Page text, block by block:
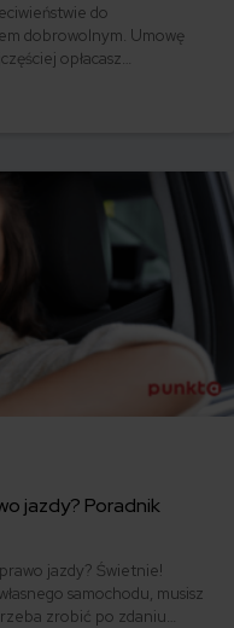
do
dobrowolnym. Umowę
opłacasz
w trakcie trwania
jazdy? Poradnik
jazdy? Świetnie!
samochodu, musisz
zrobić po zdaniu